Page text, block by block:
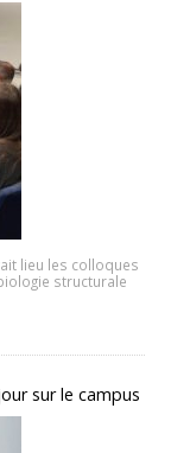
lieu les colloques
structurale
sur le campus